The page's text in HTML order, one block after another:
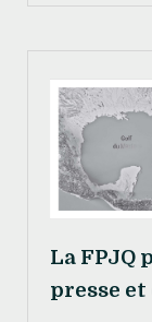
La FPJQ
presse et